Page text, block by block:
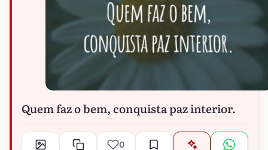
Quem faz o bem, conquista paz interior.
0